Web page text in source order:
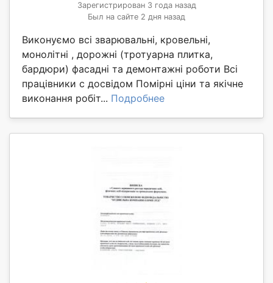
Зарегистрирован 3 года назад
Был на сайте 2 дня назад
Виконуємо всі зварювальні, кровельні,
монолітні , дорожні (тротуарна плитка,
бардюри) фасадні та демонтажні роботи Всі
працівники с досвідом Помірні ціни та якічне
виконання робіт... Подробнее